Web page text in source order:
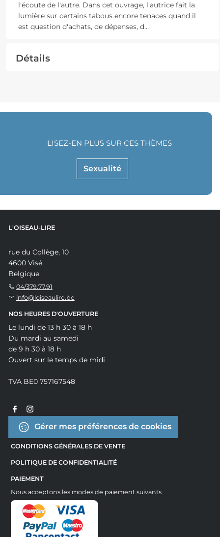
l'écoute de l'autre. Dans cet ouvrage, l'autrice fait la
lumière sur certains tabous encore tenaces quand il
est question d'achats, de dépenses, d...
Détails
Sexualité
LISEZ-EN PLUS SUR CES THÈMES
L'OISEAU-LIRE
rue du Collège, 10
4600 Visé
Belgique
04/379.77.91
info@loiseaulire.be
NOS HEURES D'OUVERTURE
Le lundi de 13 h 30 à 18 h
Du mardi au samedi
de 9 h 30 à 18 h
Ouvert sur le temps de midi
TVA BE0 757167548
Gérer mes préférences de cookies
CONDITIONS GÉNÉRALES DE VENTE
POLITIQUE DE CONFIDENTIALITÉ
PAIEMENT
Nous acceptons les modes de paiement suivants